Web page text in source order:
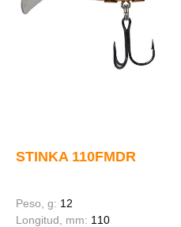
STINKA 110FMDR
Peso, g: 12
Longitud, mm: 110